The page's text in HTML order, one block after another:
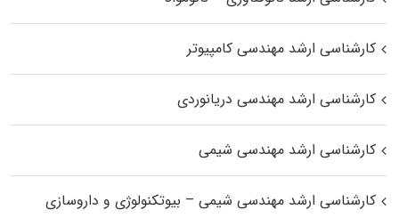
کارشناسی ارشد مهندسی کامپیوتر
کارشناسی ارشد مهندسی دریانوردی
کارشناسی ارشد مهندسی شیمی
کارشناسی ارشد مهندسی شیمی – بیوتکنولوژی و داروسازی